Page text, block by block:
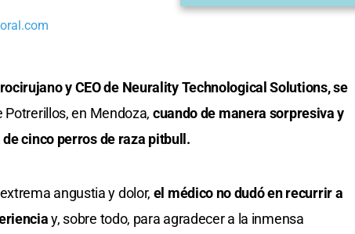
y CEO de Neurality Technological Solutions, se
Potrerillos, en Mendoza, cuando de manera sorpresiva y
cinco perros de raza pitbull.
angustia y dolor, el médico no dudó en recurrir a
y, sobre todo, para agradecer a la inmensa